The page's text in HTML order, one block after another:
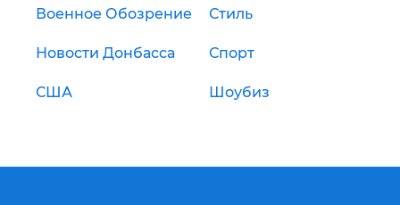
Военное Обозрение Стиль
Новости Донбасса Спорт
США Шоубиз